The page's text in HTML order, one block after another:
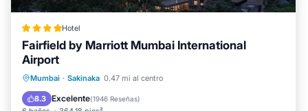
Hotel
Fairfield by Marriott Mumbai International
Airport
Mumbai · Sakinaka 0.47 mi al centro
8.3 Excelente(1946 Reseñas)
Piscina Balcón/Terraza
Desayuno